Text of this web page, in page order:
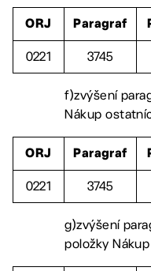
ORJ Paragraf
0221 3745
f)zvýšení
Nákup
ORJ Paragraf
0221 3745
g)zvýšení
položky